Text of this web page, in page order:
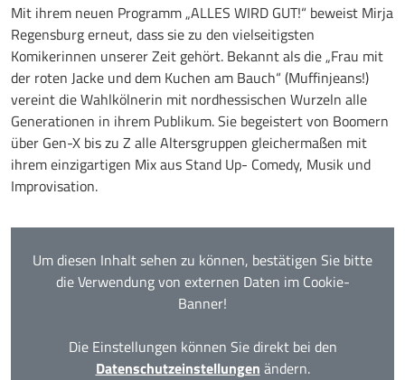
Um diesen Inhalt sehen zu können, bestätigen Sie bitte
die Verwendung von externen Daten im Cookie-
Banner!
Die Einstellungen können Sie direkt bei den
Datenschutzeinstellungen ändern.
Mit ihrem neuen Programm „ALLES WIRD GUT!“ beweist Mirja
Regensburg erneut, dass sie zu den vielseitigsten
Komikerinnen unserer Zeit gehört. Bekannt als die „Frau mit
der roten Jacke und dem Kuchen am Bauch“ (Muffinjeans!)
vereint die Wahlkölnerin mit nordhessischen Wurzeln alle
Generationen in ihrem Publikum. Sie begeistert von Boomern
über Gen-X bis zu Z alle Altersgruppen gleichermaßen mit
ihrem einzigartigen Mix aus Stand Up- Comedy, Musik und
Improvisation.